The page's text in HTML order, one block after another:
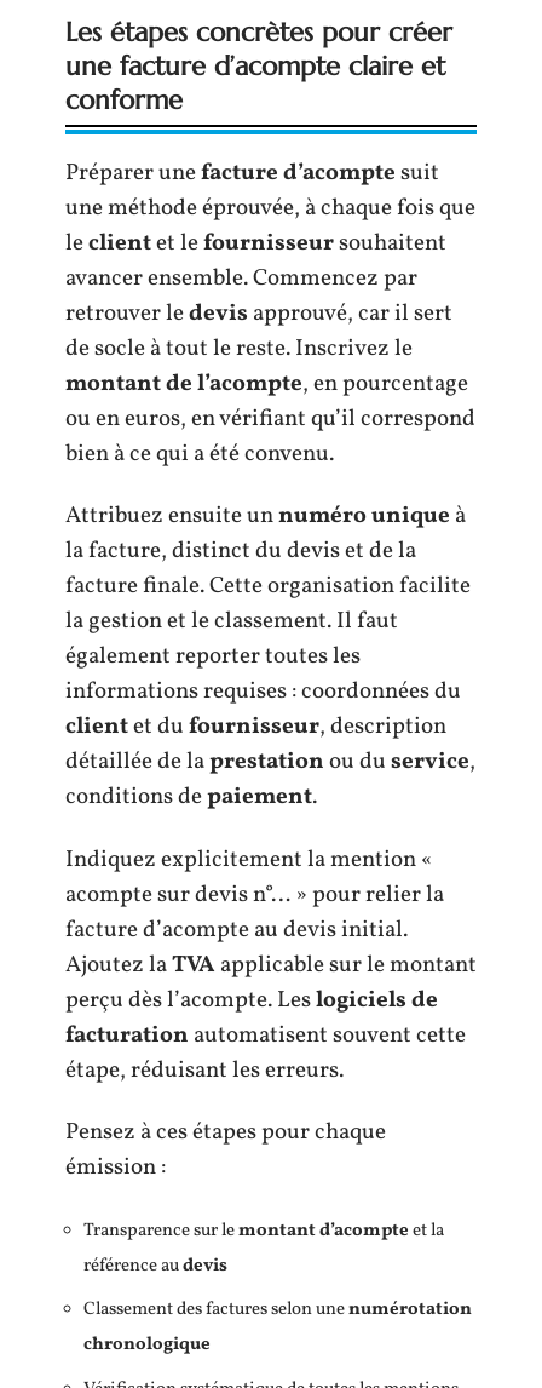
Les étapes concrètes pour créer
une facture d’acompte claire et
conforme
Préparer unefacture d’acomptesuit
une méthode éprouvée, à chaque fois que
leclientet lefournisseursouhaitent
avancer ensemble. Commencez par
retrouver ledevis approuvé, car il sert
de socle à tout le reste. Inscrivez le
montant de l’acompte, en pourcentage
ou en euros, en vérifiant qu’il correspond
bien à ce qui a été convenu.
Attribuez ensuite unnuméro unique à
la facture, distinct du devis et de la
facture finale. Cette organisation facilite
la gestion et le classement. Il faut
également reporter toutes les
informations requises : coordonnées du
clientet dufournisseur, description
détaillée de laprestationou duservice,
conditions depaiement.
Indiquez explicitement la mention «
acompte sur devis n°… » pour relier la
facture d’acompte au devis initial.
Ajoutez laTVAapplicable sur le montant
perçu dès l’acompte. Leslogiciels de
facturation automatisent souvent cette
étape, réduisant les erreurs.
Pensez à ces étapes pour chaque
émission :
Transparence sur lemontant d’acompteet la
référence audevis
Classement des factures selon unenumérotation
chronologique